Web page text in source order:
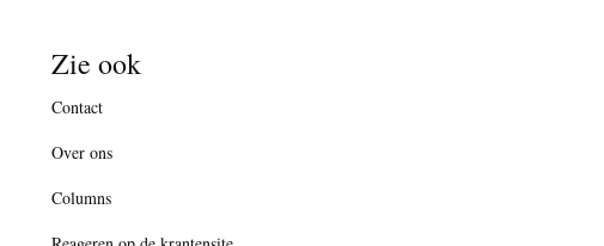
Zie ook
Contact
Over ons
Columns